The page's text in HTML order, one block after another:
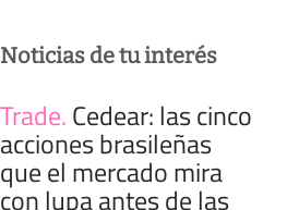
Noticias de tu interés
Trade.Cedear: las cinco
acciones brasileñas
que el mercado mira
con lupa antes de las